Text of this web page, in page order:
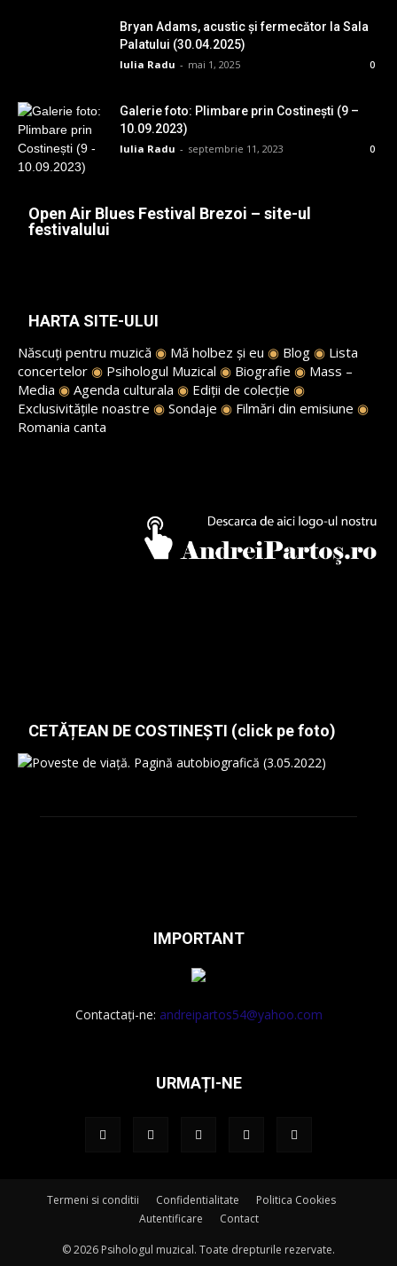
Bryan Adams, acustic și fermecător la Sala
Palatului (30.04.2025)
Iulia Radu - mai 1, 2025 0
Galerie foto: Plimbare prin Costinești (9 –
10.09.2023)
Iulia Radu - septembrie 11, 2023 0
Open Air Blues Festival Brezoi – site-ul
festivalului
HARTA SITE-ULUI
Născuți pentru muzică ◉ Mă holbez și eu ◉ Blog ◉ Lista
concertelor ◉ Psihologul Muzical ◉ Biografie ◉ Mass –
Media ◉ Agenda culturala ◉ Ediții de colecție ◉
Exclusivitățile noastre ◉ Sondaje ◉ Filmări din emisiune ◉
Romania canta
CETĂȚEAN DE COSTINEȘTI (click pe foto)
IMPORTANT
Contactați-ne: andreipartos54@yahoo.com
URMAȚI-NE
Termeni si conditii Confidentialitate
Politica Cookies
Autentificare
Contact
© 2026 Psihologul muzical. Toate drepturile rezervate.